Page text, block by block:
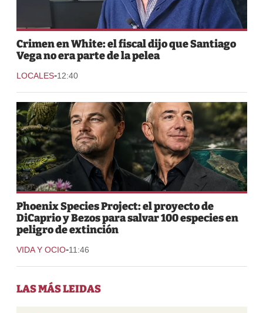
Crimen en White: el fiscal dijo que Santiago
Vega no era parte de la pelea
LOCALES-12:40
Phoenix Species Project: el proyecto de
DiCaprio y Bezos para salvar 100 especies en
peligro de extinción
VIDA Y OCIO-11:46
LAS MÁS LEIDAS